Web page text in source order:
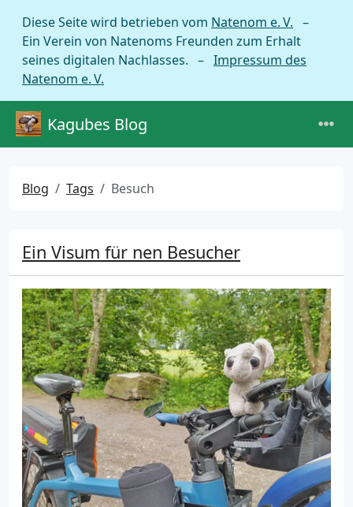
Diese Seite wird betrieben vom Natenom e. V. –
Ein Verein von Natenoms Freunden zum Erhalt
seines digitalen Nachlasses. – Impressum des
Natenom e. V.
Kagubes Blog
Blog Tags Besuch
Ein Visum für nen Besucher